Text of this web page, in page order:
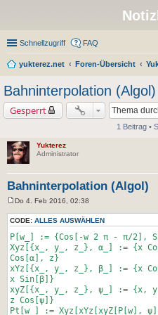
Schnellzugriff FAQ
yukterez.net Foren-Übersicht
Bahninterpolation (Algol)
Gesperrt
1 Beitrag •
Yukterez
Administrator
Bahninterpolation (Algol)
e
i
t
r
a
g
Do 4. Feb 2016, 02:38
CODE: ALLES AUSWÄHLEN
P[w_] := {Cos[-w 2 π - π/2],
Xyz[{x_, y_, z_}, α_] := {x
Cos[α], z}
xYz[{x_, y_, z_}, β_] := {x
x Sin[β]}
xyZ[{x_, y_, z_}, ψ_] := {x,
z Cos[ψ]}
Pt[w_] := Xyz[xYz[xyZ[P[w],